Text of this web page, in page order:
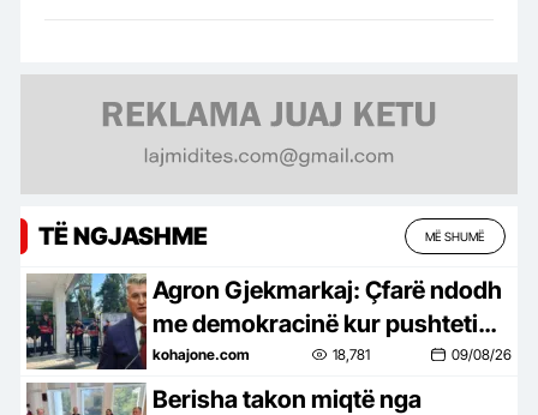
TË NGJASHME MË SHUMË
Agron Gjekmarkaj: Çfarë ndodh
me demokracinë kur pushteti
përpiqet t’i mbyllë gojën
medias?
kohajone.com 18,781 09/08/26
Berisha takon miqtë nga